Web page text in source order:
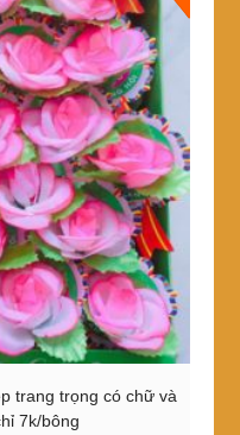
trang trọng có chữ và
7k/bông